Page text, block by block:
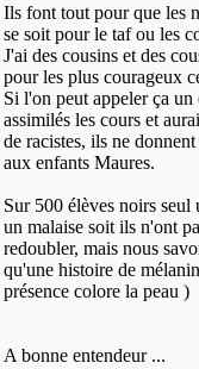
Ils font tout pour que les
se soit pour le taf ou les
J'ai des cousins et des
pour les plus courageux
Si l'on peut appeler ça
assimilés les cours et
de racistes, ils ne
aux enfants Maures.
Sur 500 élèves noirs
un malaise soit ils n'ont
redoubler, mais nous
qu'une histoire de
présence colore la peau )
A bonne entendeur ...